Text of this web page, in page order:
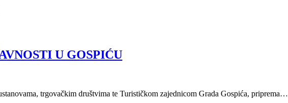
U GOSPIĆU
trgovačkim društvima te Turističkom zajednicom Grada Gospića, priprema…